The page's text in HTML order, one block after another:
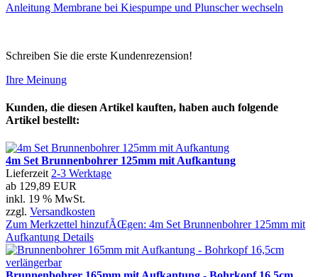
Anleitung Membrane bei Kiespumpe und Plunscher wechseln
Schreiben Sie die erste Kundenrezension!
Ihre Meinung
Kunden, die diesen Artikel kauften, haben auch folgende
Artikel bestellt:
4m Set Brunnenbohrer 125mm mit Aufkantung
Lieferzeit2-3 Werktage
ab 129,89 EUR
inkl. 19 % MwSt.
zzgl. Versandkosten
Zum Merkzettel hinzufÃŒgen: 4m Set Brunnenbohrer 125mm mit
Aufkantung Details